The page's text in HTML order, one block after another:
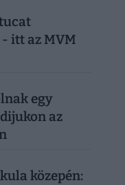
- itt az MVM
egy
az
közepén: